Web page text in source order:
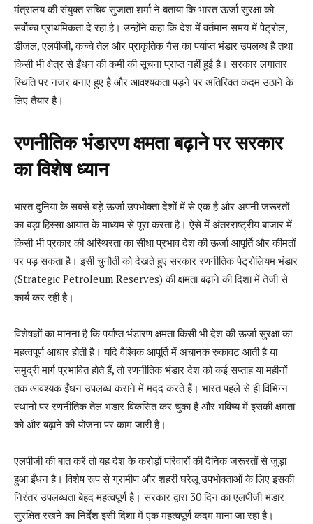
मंत्रालय की संयुक्त सचिव सुजाता शर्मा ने बताया कि भारत ऊर्जा सुरक्षा को
सर्वोच्च प्राथमिकता दे रहा है। उन्होंने कहा कि देश में वर्तमान समय में पेट्रोल,
डीजल, एलपीजी, कच्चे तेल और प्राकृतिक गैस का पर्याप्त भंडार उपलब्ध है तथा
किसी भी क्षेत्र से ईंधन की कमी की सूचना प्राप्त नहीं हुई है। सरकार लगातार
स्थिति पर नजर बनाए हुए है और आवश्यकता पड़ने पर अतिरिक्त कदम उठाने के
लिए तैयार है।
रणनीतिक भंडारण क्षमता बढ़ाने पर सरकार
का विशेष ध्यान
भारत दुनिया के सबसे बड़े ऊर्जा उपभोक्ता देशों में से एक है और अपनी जरूरतों
का बड़ा हिस्सा आयात के माध्यम से पूरा करता है। ऐसे में अंतरराष्ट्रीय बाजार में
किसी भी प्रकार की अस्थिरता का सीधा प्रभाव देश की ऊर्जा आपूर्ति और कीमतों
पर पड़ सकता है। इसी चुनौती को देखते हुए सरकार रणनीतिक पेट्रोलियम भंडार
(Strategic Petroleum Reserves) की क्षमता बढ़ाने की दिशा में तेजी से
कार्य कर रही है।
विशेषज्ञों का मानना है कि पर्याप्त भंडारण क्षमता किसी भी देश की ऊर्जा सुरक्षा का
महत्वपूर्ण आधार होती है। यदि वैश्विक आपूर्ति में अचानक रुकावट आती है या
समुद्री मार्ग प्रभावित होते हैं, तो रणनीतिक भंडार देश को कई सप्ताह या महीनों
तक आवश्यक ईंधन उपलब्ध कराने में मदद करते हैं। भारत पहले से ही विभिन्न
स्थानों पर रणनीतिक तेल भंडार विकसित कर चुका है और भविष्य में इसकी क्षमता
को और बढ़ाने की योजना पर काम जारी है।
एलपीजी की बात करें तो यह देश के करोड़ों परिवारों की दैनिक जरूरतों से जुड़ा
हुआ ईंधन है। विशेष रूप से ग्रामीण और शहरी घरेलू उपभोक्ताओं के लिए इसकी
निरंतर उपलब्धता बेहद महत्वपूर्ण है। सरकार द्वारा 30 दिन का एलपीजी भंडार
सुरक्षित रखने का निर्देश इसी दिशा में एक महत्वपूर्ण कदम माना जा रहा है।